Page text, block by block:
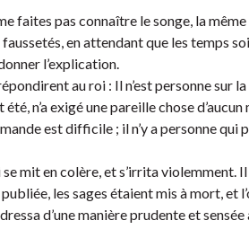
faites pas connaître le songe, la
en attendant que les temps
l’explication.
au roi : Il n’est personne sur
été, n’a exigé une pareille chose
est difficile ; il n’y a personne qui
mit en colère, et s’irrita violemment.
les sages étaient mis à mort, et
d’une manière prudente et